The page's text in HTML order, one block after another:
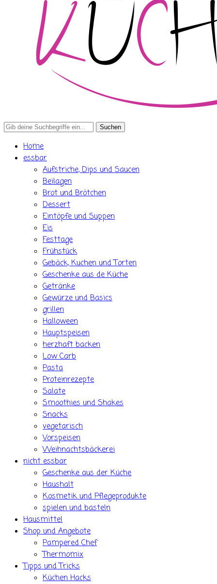
Search
Home
essbar
Aufstriche, Dips und Saucen
Beilagen
Brot und Brötchen
Dessert
Eintöpfe und Suppen
Eis
Festtage
Frühstück
Gebäck, Kuchen und Torten
Geschenke aus de Küche
Getränke
Gewürze und Basics
grillen
Halloween
Hauptspeisen
herzhaft backen
Low Carb
Pasta
Proteinrezepte
Salate
Smoothies und Shakes
Snacks
vegetarisch
Vorspeisen
Weihnachtsbäckerei
nicht essbar
Geschenke aus der Küche
Haushalt
Kosmetik und Pflegeprodukte
spielen und basteln
Hausmittel
Shop und Angebote
Pampered Chef
Thermomix
Tipps und Tricks
Küchen Hacks